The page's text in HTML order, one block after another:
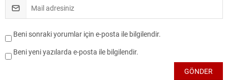
Beni sonraki yorumlar için e-posta ile bilgilendir.
Beni yeni yazılarda e-posta ile bilgilendir.